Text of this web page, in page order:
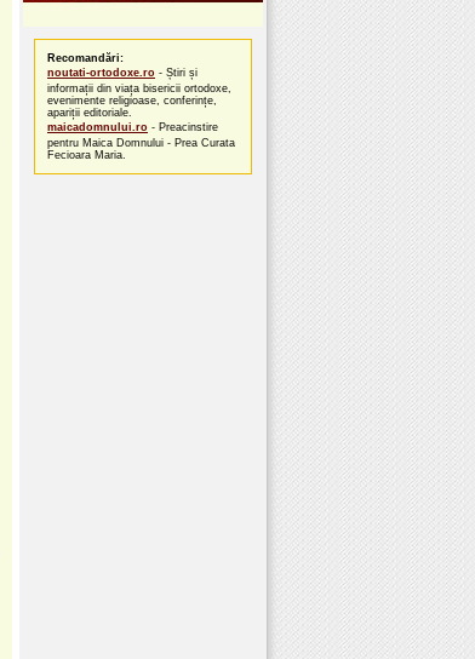
Recomandări:
noutati-ortodoxe.ro - Știri și
informații din viața bisericii ortodoxe,
evenimente religioase, conferințe,
apariții editoriale.
maicadomnului.ro - Preacinstire
pentru Maica Domnului - Prea Curata
Fecioara Maria.